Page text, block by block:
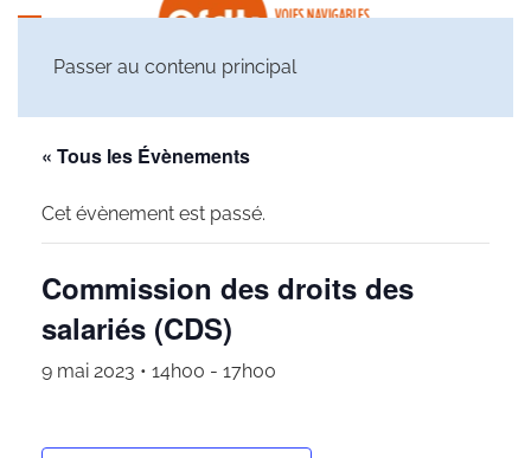
Passer au contenu principal
« Tous les Évènements
Cet évènement est passé.
Commission des droits des
salariés (CDS)
9 mai 2023 • 14h00 - 17h00